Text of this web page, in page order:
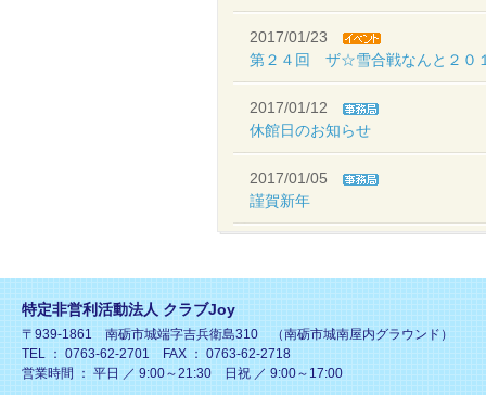
2017/01/23
第２４回 ザ☆雪合戦なんと２０
2017/01/12
休館日のお知らせ
2017/01/05
謹賀新年
特定非営利活動法人 クラブJoy
〒939-1861 南砺市城端字吉兵衛島310 （南砺市城南屋内グラウンド）
TEL ： 0763-62-2701 FAX ： 0763-62-2718
営業時間 ： 平日 ／ 9:00～21:30 日祝 ／ 9:00～17:00